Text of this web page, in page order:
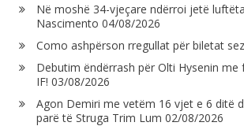
Në moshë 34-vjeçare ndërroi jetë
Nascimento 04/08/2026
Como ashpërson rregullat për biletat
Debutim ëndërrash për Olti Hysenin me
IF! 03/08/2026
Agon Demiri me vetëm 16 vjet e 6 ditë
parë të Struga Trim Lum 02/08/2026